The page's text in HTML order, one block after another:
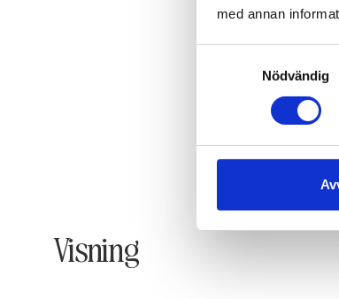
med annan
Nödvändig
Visning